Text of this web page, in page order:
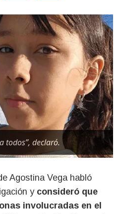
todos”, declaró.
y consideró que
involucradas en el